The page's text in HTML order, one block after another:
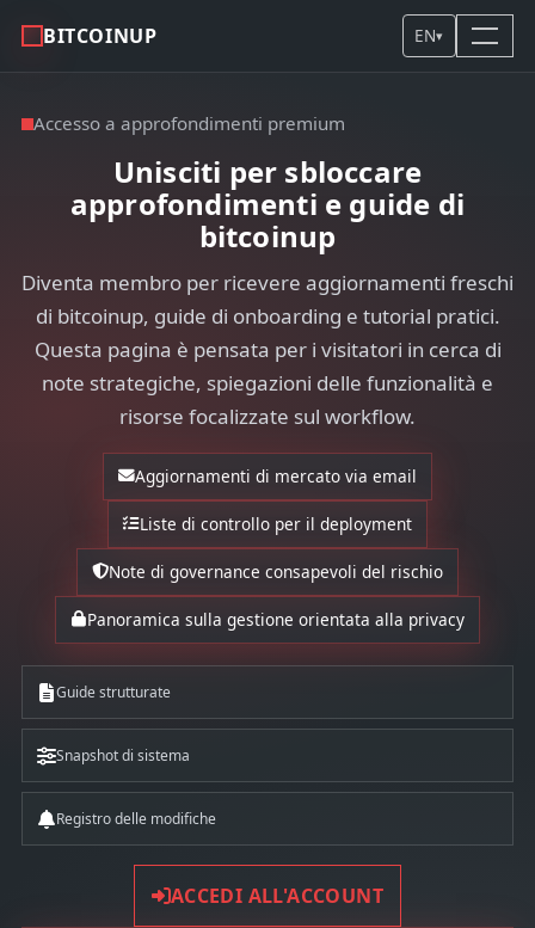
BITCOINUP EN▾
Accesso a approfondimenti premium
Unisciti per sbloccare
approfondimenti e guide di
bitcoinup
Diventa membro per ricevere aggiornamenti freschi
di bitcoinup, guide di onboarding e tutorial pratici.
Questa pagina è pensata per i visitatori in cerca di
note strategiche, spiegazioni delle funzionalità e
risorse focalizzate sul workflow.
Aggiornamenti di mercato via email
Liste di controllo per il deployment
Note di governance consapevoli del rischio
Panoramica sulla gestione orientata alla privacy
Guide strutturate
Snapshot di sistema
Registro delle modifiche
ACCEDI ALL'ACCOUNT